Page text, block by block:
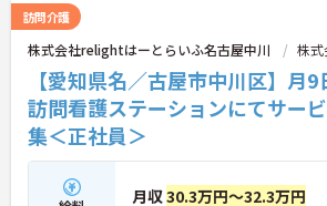
環境です。資格取得支援制度や75歳までの再
度もあり、ライフステージに応じた無理のない
スで、着実にステップアップを図れる基盤が
います。
★おすすめPOINT★
【コアタイム無しのフレックス制で柔軟な働き
実現できます】
ム制を採用しており、ご自身のペースや訪問予
訪問介護
株式会社relightはーとらいふ名古屋中川 株
【愛知県名／古屋市中川区】月
訪問看護ステーションにてサー
集＜正社員＞
月収30.3万円～32.3万円